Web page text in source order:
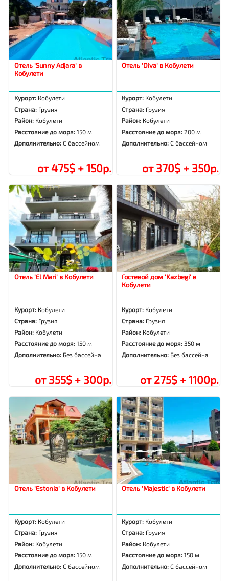
Отель 'Sunny Adjara' в
Кобулети
Курорт: Кобулети
Страна: Грузия
Район: Кобулети
Расстояние до моря:150 м
Дополнительно:С бассейном
от 475$ + 150р.
Отель 'Diva' в Кобулети
Курорт: Кобулети
Страна: Грузия
Район: Кобулети
Расстояние до моря:200 м
Дополнительно:С бассейном
от 370$ + 350р.
Отель 'El Mari' в Кобулети
Курорт: Кобулети
Страна: Грузия
Район: Кобулети
Расстояние до моря:150 м
Дополнительно: Без бассейна
от 355$ + 300р.
Гостевой дом 'Kazbegi' в
Кобулети
Курорт: Кобулети
Страна: Грузия
Район: Кобулети
Расстояние до моря: 350 м
Дополнительно: Без бассейна
от 275$ + 1100р.
Отель 'Estonia' в Кобулети
Курорт: Кобулети
Страна: Грузия
Район: Кобулети
Расстояние до моря:150 м
Дополнительно:С бассейном
Отель 'Majestic' в Кобулети
Курорт: Кобулети
Страна: Грузия
Район: Кобулети
Расстояние до моря:150 м
Дополнительно:С бассейном